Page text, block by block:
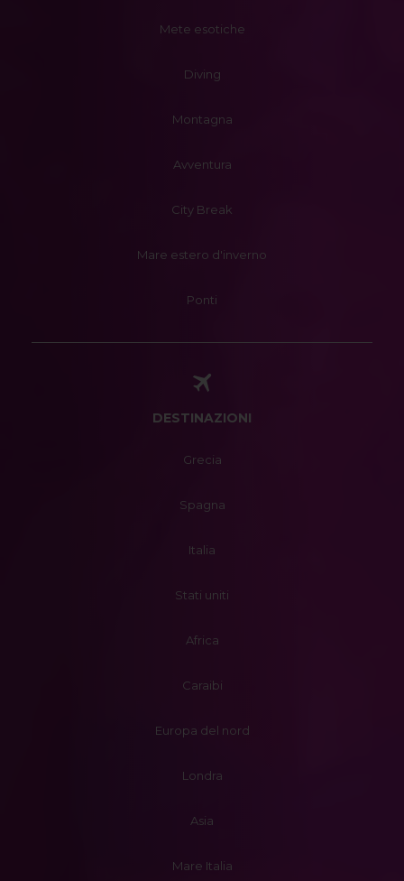
Mete esotiche
Diving
Montagna
Avventura
City Break
Mare estero d'inverno
Ponti
DESTINAZIONI
Grecia
Spagna
Italia
Stati uniti
Africa
Caraibi
Europa del nord
Londra
Asia
Mare Italia